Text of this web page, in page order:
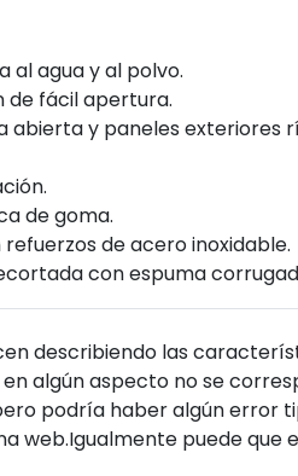
al agua y al polvo.
de fácil apertura.
abierta y paneles exteriores
de goma.
de acero inoxidable.
con espuma
describiendo las
algún aspecto no se
podría haber algún
web.Igualmente puede